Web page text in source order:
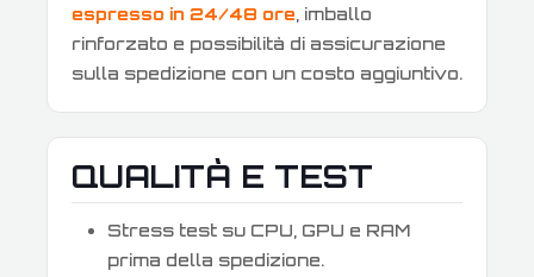
espresso in 24/48 ore , imballo
rinforzato e possibilità di assicurazione
sulla spedizione con un costo aggiuntivo.
QUALITÀ E TEST
Stress test su CPU, GPU e RAM
prima della spedizione.